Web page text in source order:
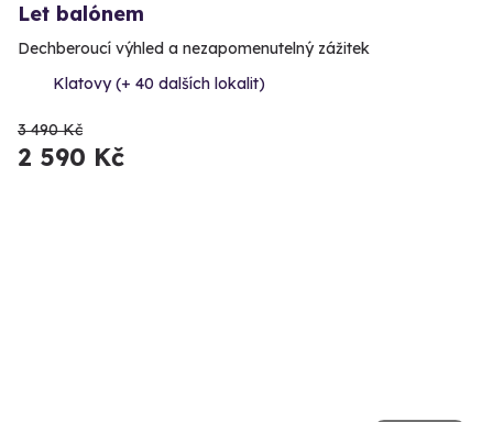
Let balónem
Dechberoucí výhled a nezapomenutelný zážitek
Klatovy (+ 40 dalších lokalit)
3 490 Kč
2 590 Kč